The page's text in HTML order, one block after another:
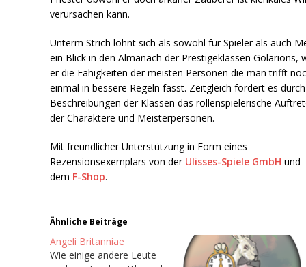
verursachen kann.
Unterm Strich lohnt sich als sowohl für Spieler als auch
ein Blick in den Almanach der Prestigeklassen Golarions,
er die Fähigkeiten der meisten Personen die man trifft
einmal in bessere Regeln fasst. Zeitgleich fördert es
Beschreibungen der Klassen das rollenspielerische
der Charaktere und Meisterpersonen.
Mit freundlicher Unterstützung in Form eines
Rezensionsexemplars von der Ulisses-Spiele GmbH und
dem F-Shop.
Ähnliche Beiträge
Angeli Britanniae
Wie einige andere Leute